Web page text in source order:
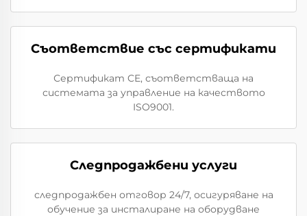
Съответствие със сертификати
Сертификат CE, съответстваща на
системата за управление на качеството
ISO9001.
Следпродажбени услуги
следпродажбен отговор 24/7, осигуряване на
обучение за инсталиране на оборудване